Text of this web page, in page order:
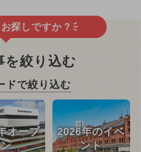
探しですか？
を絞り込む
ドで絞り込む
オープ
ン
2026年のイベ
ント